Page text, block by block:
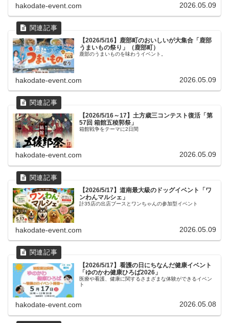
hakodate-event.com 2026.05.09
【2026/5/16】鹿部町のおいしいが大集合「鹿部
うまいもの祭り」（鹿部町）
鹿部のうまいものを味わうイベント。
hakodate-event.com 2026.05.09
【2026/5/16～17】土方歳三コンテスト復活「第
57回 箱館五稜郭祭」
箱館戦争をテーマに2日間
hakodate-event.com 2026.05.09
【2026/5/17】道南最大級のドッグイベント「ワ
ンわんマルシェ」
計35店の出店ブースとワンちゃんの参加型イベント
hakodate-event.com 2026.05.09
【2026/5/17】看護の日にちなんだ健康イベント
「ゆのかわ健康ひろば2026」
医療や看護、健康に関するさまざまな体験ができるイベン
ト
hakodate-event.com 2026.05.08